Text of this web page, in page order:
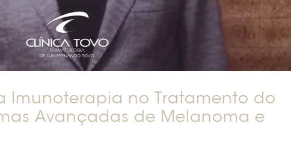
Imunoterapia no Tratamento do
Avançadas de Melanoma e